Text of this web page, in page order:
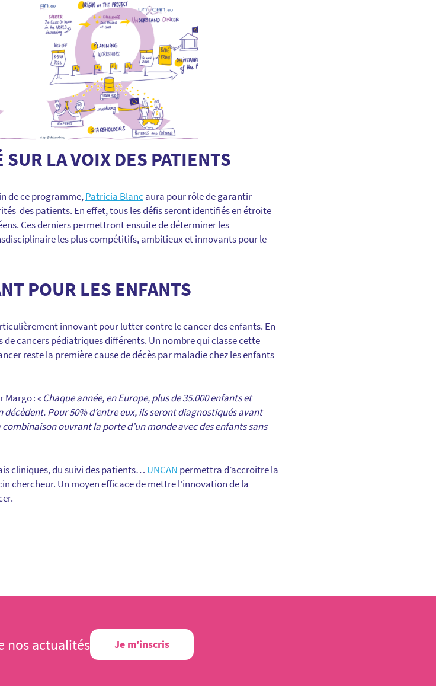
LA VOIX DES PATIENTS
de ce programme,Patricia Blanc aura pour rôle de garantir
des patients. En effet, tous les défis seront identifiés en étroite
Ces derniers permettront ensuite de déterminer les
les plus compétitifs, ambitieux et innovants pour le
POUR LES ENFANTS
innovant pour lutter contre le cancer des enfants. En
cancers pédiatriques différents. Un nombre qui classe cette
reste la première cause de décès par maladie chez les enfants
Margo : «Chaque année, en Europe, plus de 35.000 enfants et
Pour 50% d’entre eux, ils seront diagnostiqués avant
ouvrant la porte d’un monde avec des enfants sans
cliniques, du suivi des patients… UNCAN permettra d’accroitre la
chercheur. Un moyen efficace de mettre l’innovation de la
nos actualités Je m'inscris